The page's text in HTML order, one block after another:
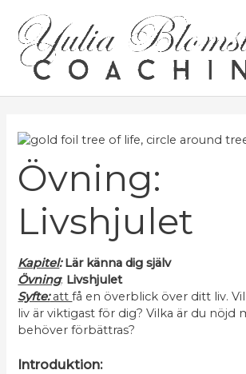
innehåll
Övning:
Livshjulet
Kapitel:Lär känna dig själv
Övning: Livshjulet
Syfte:attfå en överblick över ditt liv.
liv är viktigast för dig? Vilka är du nöjd
behöver förbättras?
Introduktion: